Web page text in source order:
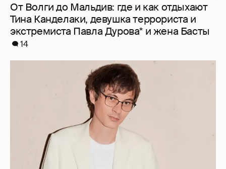
От Волги до Мальдив: где и как отдыхают
Тина Канделаки, девушка террориста и
экстремиста Павла Дурова* и жена Басты
14